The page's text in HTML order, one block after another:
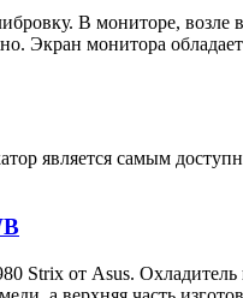
В мониторе, возле
Экран монитора
является самым
Strix от Asus.